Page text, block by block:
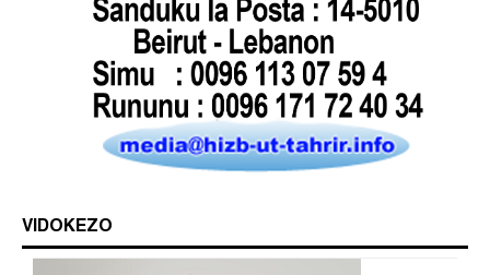
VIDOKEZO